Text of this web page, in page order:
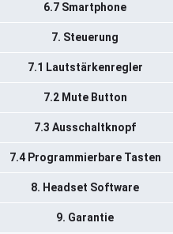
6.7 Smartphone
7. Steuerung
7.1 Lautstärkenregler
7.2 Mute Button
7.3 Ausschaltknopf
7.4 Programmierbare Tasten
8. Headset Software
9. Garantie